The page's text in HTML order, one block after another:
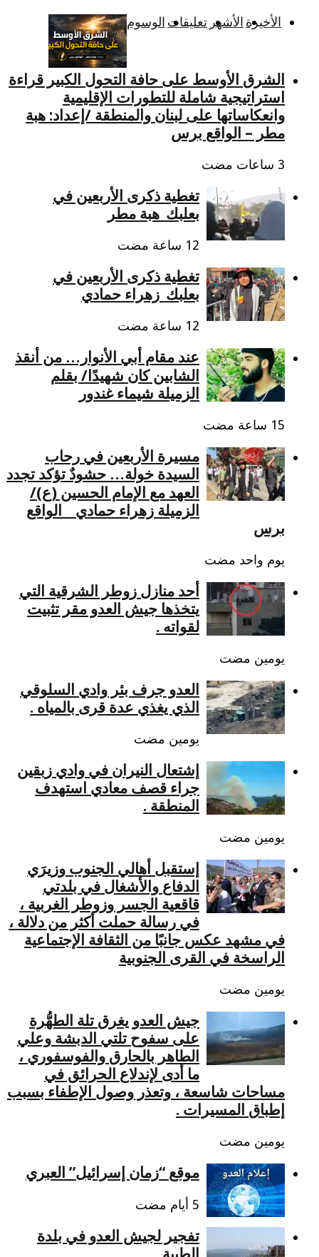
الأخيرة الأشهر تعليقات الوسوم
الشرق الأوسط على حافة التحول الكبير قراءة
استراتيجية شاملة للتطورات الإقليمية
وانعكاساتها على لبنان والمنطقة /إعداد: هبة
مطر – الواقع برس
تغطية ذكرى الأربعين في
بعلبك_هبة مطر
تغطية ذكرى الأربعين في
بعلبك_زهراء حمادي
عند مقام أبي الأنوار… من أنقذ
الشابين كان شهيدًا/ بقلم
الزميلة شيماء غندور
مسيرة الأربعين في رحاب
السيدة خولة… حشودٌ تؤكد تجدد
العهد مع الإمام الحسين (ع)/
الزميلة زهراء حمادي _ الواقع
برس
‏يوم واحد مضت
أحد منازل زوطر الشرقية التي
يتخذها جيش العدو مقر تثبيت
لقواته .
‏يومين مضت
العدو جرف بئر وادي السلوقي
الذي يغذي عدة قرى بالمياه .
‏يومين مضت
إشتعال النيران في وادي زبقين
جراء قصف معادي استهدف
المنطقة .
‏يومين مضت
إستقبل أهالي الجنوب وزيرَي
الدفاع والأشغال في بلدتي
قاقعية الجسر وزوطر الغربية ،
في رسالة حملت أكثر من دلالة ،
في مشهد عكس جانبًا من الثقافة الإجتماعية
الراسخة في القرى الجنوبية
‏يومين مضت
جيش العدو يغرق تلة الطهُّرة
على سفوح تلتي الدبشة وعلي
الطاهر بالحارق والفوسفوري ،
ما أدى لإندلاع الحرائق في
مساحات شاسعة ، وتعذر وصول الإطفاء بسبب
إطباق المسيرات .
‏يومين مضت
موقع “زمان إسرائيل” العبري
تفجير لجيش العدو في بلدة